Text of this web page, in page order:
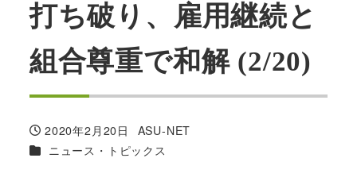
打ち破り、雇用継続と
組合尊重で和解 (2/20)
投稿日
2020年2月20日
著
者
ASU-NET
カテゴリー
ニュース・トピックス